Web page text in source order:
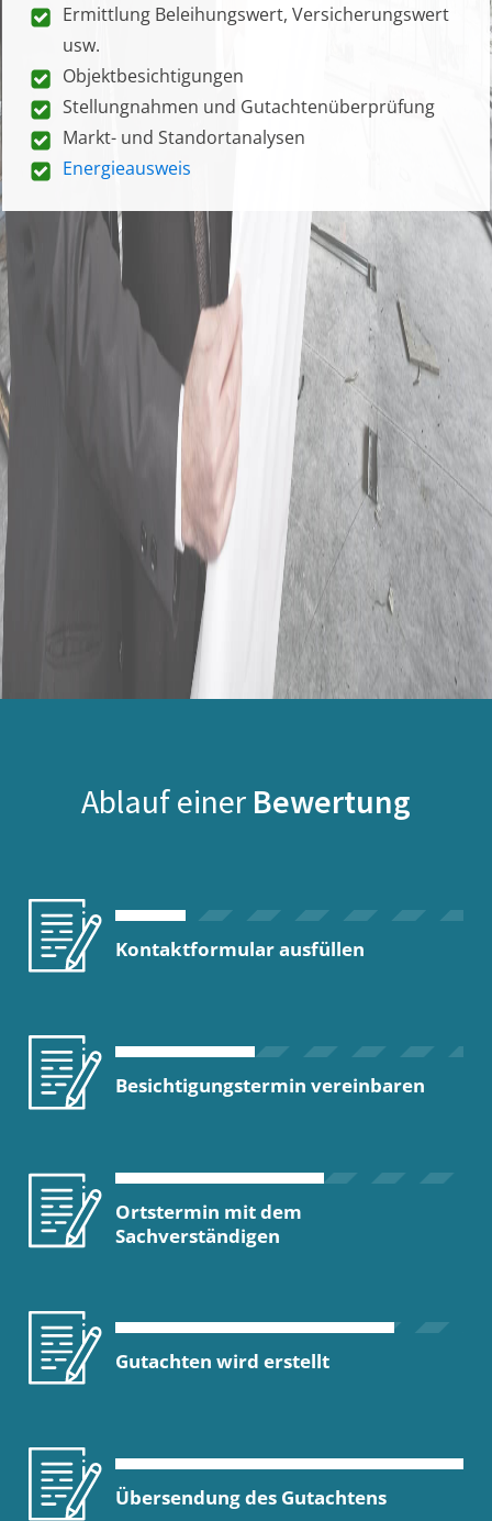
Ermittlung Beleihungswert, Versicherungswert
usw.
Objektbesichtigungen
Stellungnahmen und Gutachtenüberprüfung
Markt- und Standortanalysen
Energieausweis
Ablauf einer Bewertung
Kontaktformular ausfüllen
Besichtigungstermin vereinbaren
Ortstermin mit dem
Sachverständigen
Gutachten wird erstellt
Übersendung des Gutachtens